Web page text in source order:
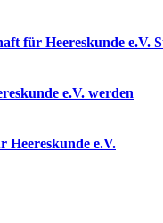
für Heereskunde e.V.
e.V. werden
Heereskunde e.V.